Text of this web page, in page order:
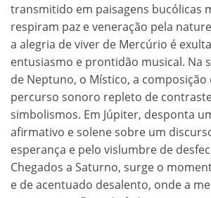
transmitido em paisagens bucólicas
respiram paz e veneração pela
a alegria de viver de Mercúrio é
entusiasmo e prontidão musical. Na
de Neptuno, o Místico, a
percurso sonoro repleto de
simbolismos. Em Júpiter, desponta
afirmativo e solene sobre um
esperança e pelo vislumbre de
Chegados a Saturno, surge o
e de acentuado desalento, onde a